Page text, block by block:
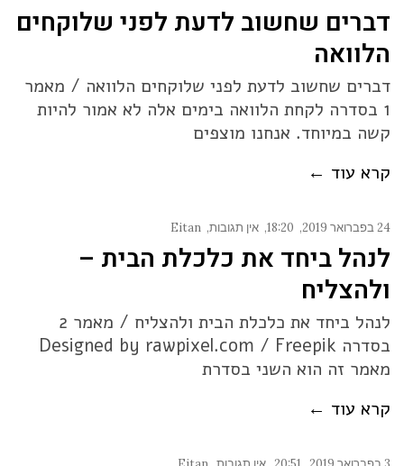
דברים שחשוב לדעת לפני שלוקחים
הלוואה
דברים שחשוב לדעת לפני שלוקחים הלוואה / מאמר
1 בסדרה לקחת הלוואה בימים אלה לא אמור להיות
קשה במיוחד. אנחנו מוצפים
קרא עוד ←
24 בפברואר 2019 18:20 אין תגובות Eitan
לנהל ביחד את כלכלת הבית –
ולהצליח
לנהל ביחד את כלכלת הבית ולהצליח / מאמר 2
בסדרה Designed by rawpixel.com / Freepik
מאמר זה הוא השני בסדרת
קרא עוד ←